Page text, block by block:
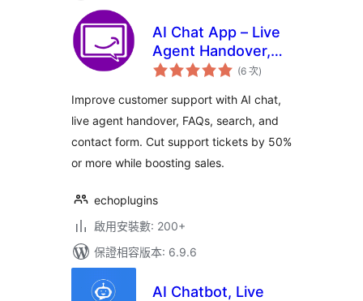
AI Chat App – Live
Agent Handover,
Help Docs, Email,
Support
(6 次評
分
數
)
Improve customer support with AI chat,
live agent handover, FAQs, search, and
contact form. Cut support tickets by 50%
or more while boosting sales.
echoplugins
啟用安裝數: 200+
保證相容版本: 6.9.6
AI Chatbot, Live